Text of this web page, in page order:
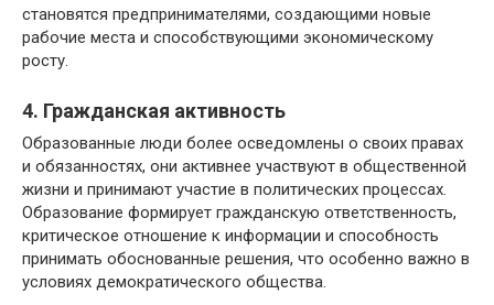
становятся предпринимателями, создающими новые
рабочие места и способствующими экономическому
росту.
4. Гражданская активность
Образованные люди более осведомлены о своих правах
и обязанностях, они активнее участвуют в общественной
жизни и принимают участие в политических процессах.
Образование формирует гражданскую ответственность,
критическое отношение к информации и способность
принимать обоснованные решения, что особенно важно в
условиях демократического общества.